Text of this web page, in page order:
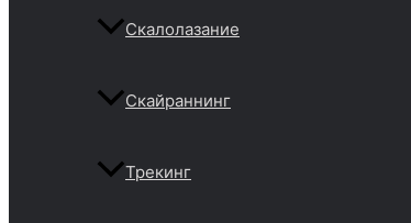
Скалолазание
Скайраннинг
Трекинг